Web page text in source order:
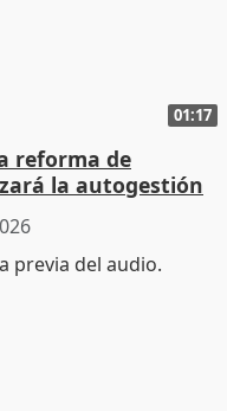
01:17
reforma de
la autogestión